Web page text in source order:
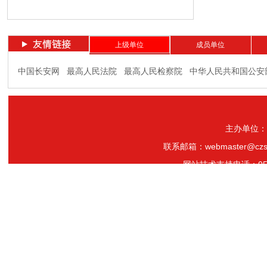
上级单位 成员单位
中国长安网 最高人民法院 最高人民检察院 中华人民共和国公安
主办单位
联系邮箱：
网站技术支持电话：